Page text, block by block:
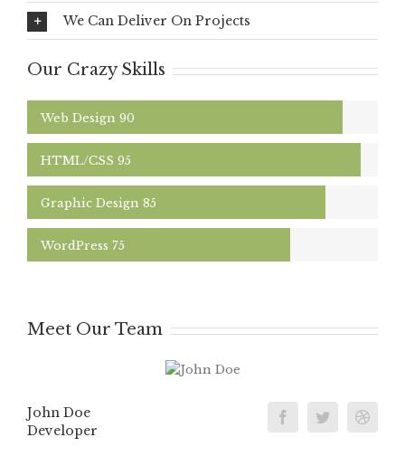
We Can Deliver On Projects
Our Crazy Skills
Web Design 90
HTML/CSS 95
Graphic Design 85
WordPress 75
Meet Our Team
John Doe
Developer